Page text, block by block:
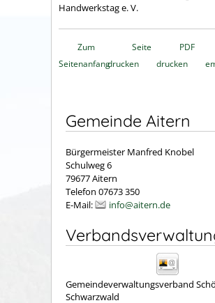
Handwerkstag e. V.
Zum
Seitenanfang
Seite
drucken
PDF
drucken
Gemeinde Aitern
Bürgermeister Manfred Knobel
Schulweg 6
79677 Aitern
Telefon 07673 350
E-Mail:
info@aitern.de
Gemeindeverwaltungsverband
Schwarzwald